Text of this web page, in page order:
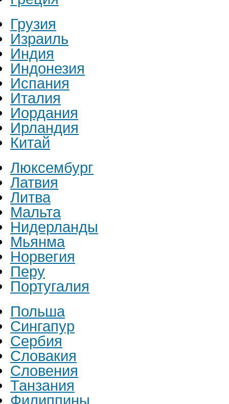
Грузия
Израиль
Индия
Индонезия
Испания
Италия
Иордания
Ирландия
Китай
Люксембург
Латвия
Литва
Мальта
Нидерланды
Мьянма
Норвегия
Перу
Португалия
Польша
Сингапур
Сербия
Словакия
Словения
Танзания
Филиппины